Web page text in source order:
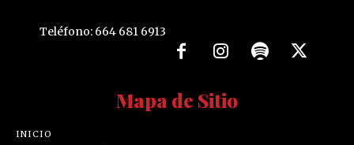
Teléfono: 664 681 6913
Mapa de Sitio
INICIO